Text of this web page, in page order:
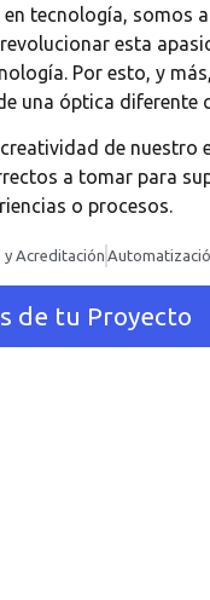
en tecnología, somos
esta
Por esto, y
una óptica
creatividad de
a tomar para
o procesos.
y Acreditación
de tu Proyecto